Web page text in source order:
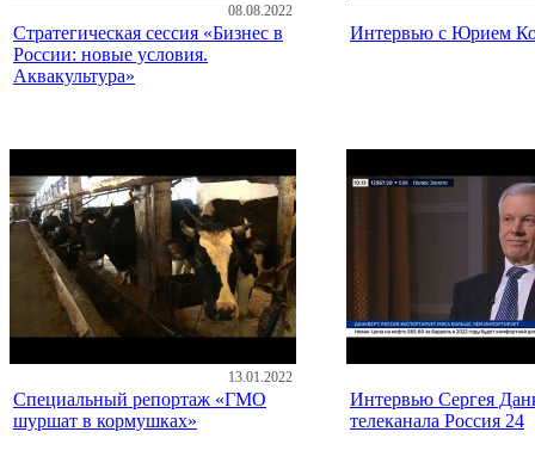
08.08.2022
Стратегическая сессия «Бизнес в
России: новые условия.
Аквакультура»
Интервью с Юрием
13.01.2022
Специальный репортаж «ГМО
шуршат в кормушках»
Интервью Сергея
телеканала Россия 24